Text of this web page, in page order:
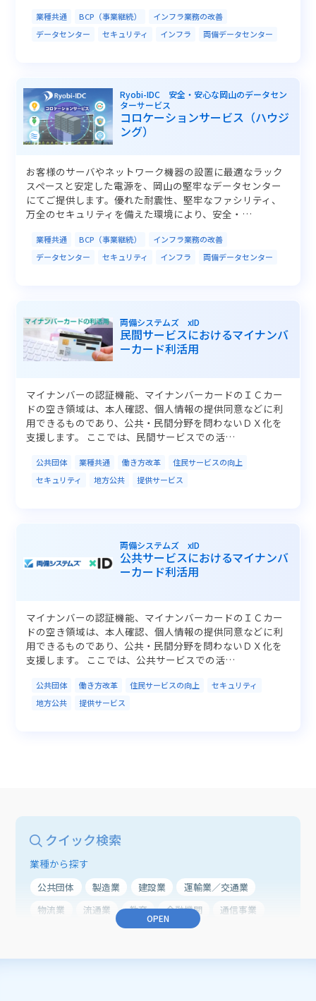
業種共通 BCP（事業継続）
インフラ業務の改善
データセンター
セキュリティ インフラ 両備データセンター
Ryobi-IDC 安全・安心な岡山のデータセン
ターサービス
コロケーションサービス（ハウジ
ング）
お客様のサーバやネットワーク機器の設置に最適なラック
スペースと安定した電源を、岡山の堅牢なデータセンター
にてご提供します。優れた耐震性、堅牢なファシリティ、
万全のセキュリティを備えた環境により、安全・…
業種共通 BCP（事業継続）
インフラ業務の改善
データセンター
セキュリティ インフラ 両備データセンター
両備システムズ xID
民間サービスにおけるマイナンバ
ーカード利活用
マイナンバーの認証機能、マイナンバーカードのＩＣカー
ドの空き領域は、本人確認、個人情報の提供同意などに利
用できるものであり、公共・民間分野を問わないＤＸ化を
支援します。 ここでは、民間サービスでの活…
公共団体 業種共通 働き方改革
住民サービスの向上
セキュリティ
地方公共 提供サービス
両備システムズ xID
公共サービスにおけるマイナンバ
ーカード利活用
マイナンバーの認証機能、マイナンバーカードのＩＣカー
ドの空き領域は、本人確認、個人情報の提供同意などに利
用できるものであり、公共・民間分野を問わないＤＸ化を
支援します。 ここでは、公共サービスでの活…
公共団体 働き方改革 住民サービスの向上
セキュリティ
地方公共
提供サービス
クイック検索
業種から探す
公共団体 製造業 建設業
運輸業／交通業
物流業
流通業 教育 金融機関
通信事業
医療・ヘルスケア 業種共通
OPEN